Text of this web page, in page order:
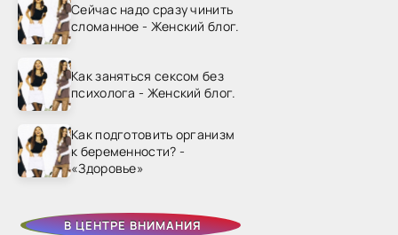
Сейчас надо сразу чинить
сломанное - Женский блог.
Как заняться сексом без
психолога - Женский блог.
Как подготовить организм
к беременности? -
«Здоровье»
В ЦЕНТРЕ ВНИМАНИЯ